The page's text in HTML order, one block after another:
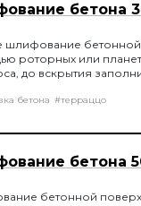
бетона
шлифование бетонной
роторных или
до вскрытия
бетона #терраццо
бетона
бетонной